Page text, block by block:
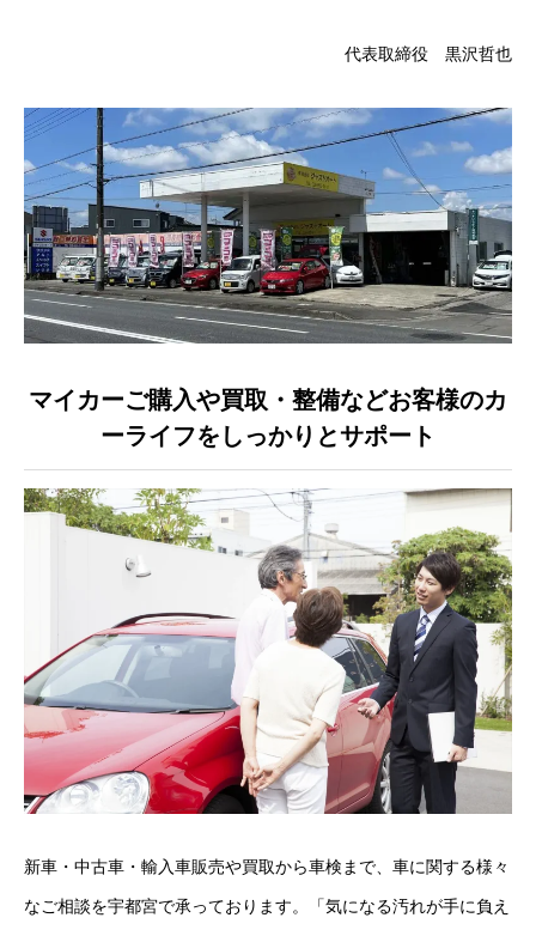
保険ご相談
会社案内
ご挨拶
会社概要
クロちゃんの独り言
入庫情報
部品取付
車磨き
車検
各種手続
代表取締役 黒沢哲也
マイカーご購入や買取・整備などお客様のカ
ーライフをしっかりとサポート
新車・中古車・輸入車販売や買取から車検まで、車に関する様々
なご相談を宇都宮で承っております。「気になる汚れが手に負え